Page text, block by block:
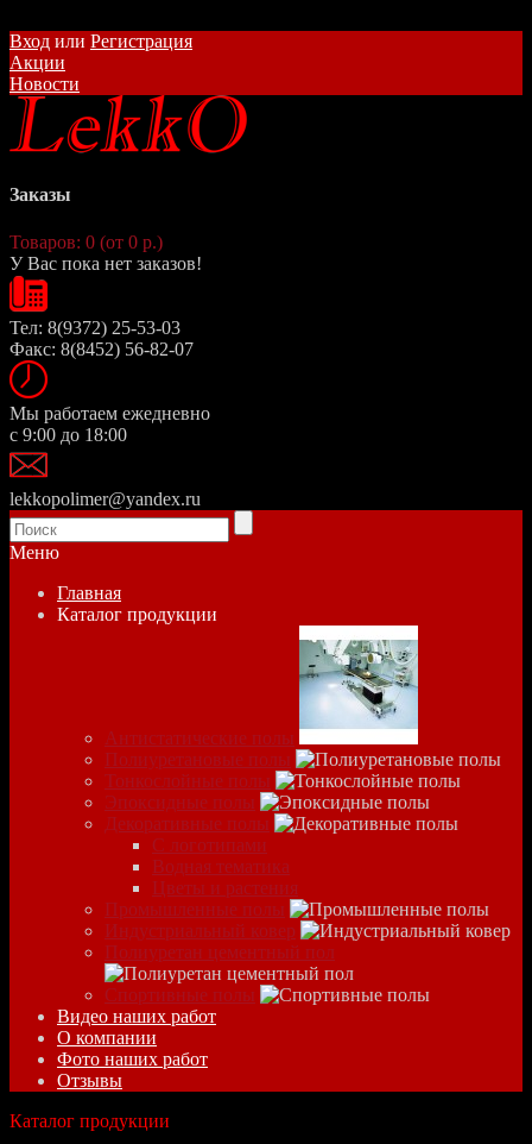
Вход или Регистрация
Акции
Новости
Заказы
Товаров: 0 (от 0 р.)
У Вас пока нет заказов!
Тел: 8(9372) 25-53-03
Факс: 8(8452) 56-82-07
Мы работаем ежедневно
с 9:00 до 18:00
lekkopolimer@yandex.ru
Меню
Главная
Каталог продукции
Антистатические полы
Полиуретановые полы
Тонкослойные полы
Эпоксидные полы
Декоративные полы
С логотипами
Водная тематика
Цветы и растения
Промышленные полы
Индустриальный ковер
Полиуретан цементный пол
Спортивные полы
Видео наших работ
О компании
Фото наших работ
Отзывы
Каталог продукции